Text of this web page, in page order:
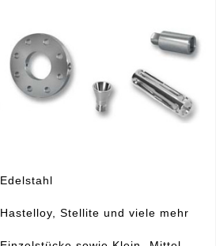
Edelstahl
Hastelloy, Stellite und viele mehr